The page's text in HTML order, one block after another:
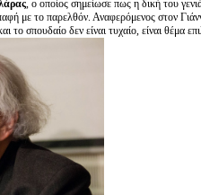
, ο οποίος σημείωσε πως η δική του
με το παρελθόν. Αναφερόμενος στον
το σπουδαίο δεν είναι τυχαίο, είναι θέμα